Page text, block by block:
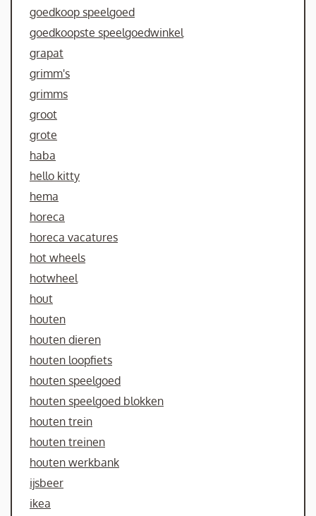
goedkoop speelgoed
goedkoopste speelgoedwinkel
grapat
grimm's
grimms
groot
grote
haba
hello kitty
hema
horeca
horeca vacatures
hot wheels
hotwheel
hout
houten
houten dieren
houten loopfiets
houten speelgoed
houten speelgoed blokken
houten trein
houten treinen
houten werkbank
ijsbeer
ikea